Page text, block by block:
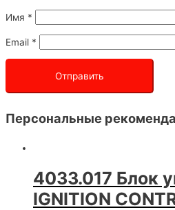
Имя *
Email *
Персональные
4033.017 Блок
IGNITION